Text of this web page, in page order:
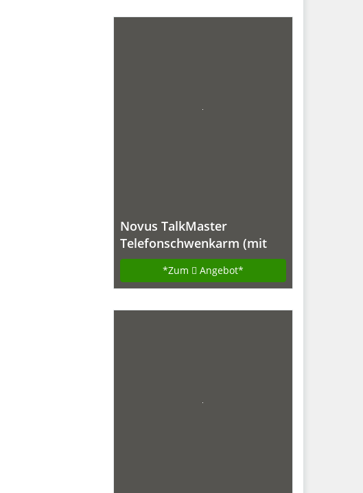
Novus TalkMaster
Telefonschwenkarm (mit
Telefonablage und 2-
gelenkigem Schwenkarm)
anthrazit
*Zum Angebot*